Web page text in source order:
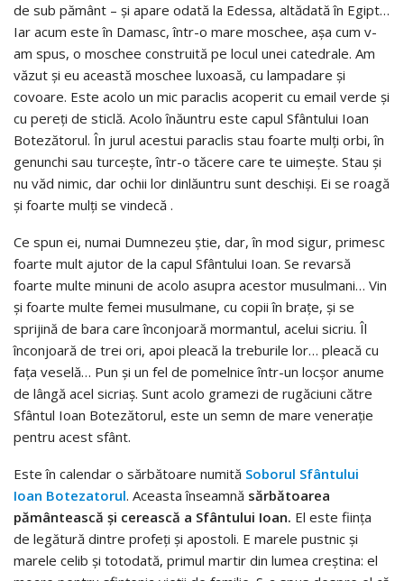
de sub pământ – și apare odată la Edessa, altădată în Egipt…
Iar acum este în Damasc, într-o mare moschee, așa cum v-
am spus, o moschee construită pe locul unei catedrale. Am
văzut și eu această moschee luxoasă, cu lampadare și
covoare. Este acolo un mic paraclis acoperit cu email verde și
cu pereți de sticlă. Acolo înăuntru este capul Sfântului Ioan
Botezătorul. În jurul acestui paraclis stau foarte mulți orbi, în
genunchi sau turcește, într-o tăcere care te uimește. Stau și
nu văd nimic, dar ochii lor dinlăuntru sunt deschiși. Ei se roagă
și foarte mulți se vindecă .
Ce spun ei, numai Dumnezeu știe, dar, în mod sigur, primesc
foarte mult ajutor de la capul Sfântului Ioan. Se revarsă
foarte multe minuni de acolo asupra acestor musulmani… Vin
și foarte multe femei musulmane, cu copii în brațe, și se
sprijină de bara care înconjoară mormantul, acelui sicriu. Îl
înconjoară de trei ori, apoi pleacă la treburile lor… pleacă cu
fața veselă… Pun și un fel de pomelnice într-un locșor anume
de lângă acel sicriaș. Sunt acolo gramezi de rugăciuni către
Sfântul Ioan Botezătorul, este un semn de mare venerație
pentru acest sfânt.
Este în calendar o sărbătoare numită Soborul Sfântului
Ioan Botezatorul. Aceasta înseamnă sărbătoarea
pământească și cerească a Sfântului Ioan. El este ființa
de legătură dintre profeți și apostoli. E marele pustnic și
marele celib și totodată, primul martir din lumea creștina: el